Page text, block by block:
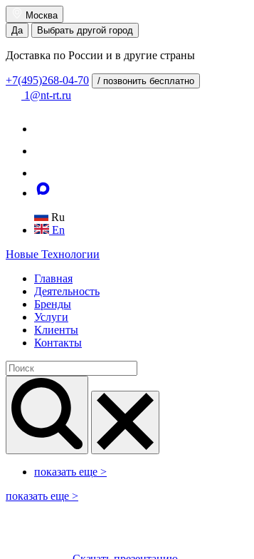
Москва
Да
Выбрать другой город
Доставка по России и в другие страны
+7(495)268-04-70 / позвонить бесплатно
1@nt-rt.ru
Ru
En
Новые Технологии
Главная
Деятельность
Бренды
Услуги
Клиенты
Контакты
показать еще >
показать еще >